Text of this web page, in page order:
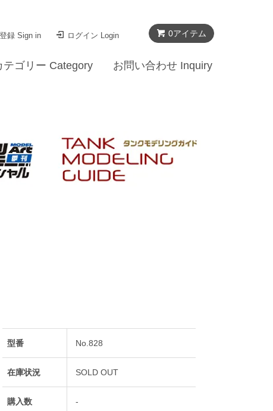
0アイテム
録 Sign in ログイン Login
テゴリー Category お問い合わせ Inquiry
型番 No.828
在庫状況 SOLD OUT
購入数 -